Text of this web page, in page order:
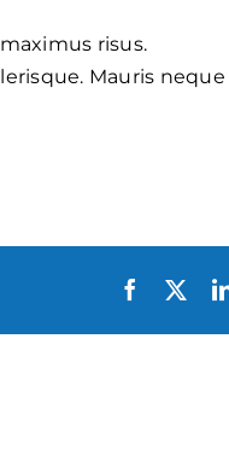
risus.
Mauris neque
Facebook